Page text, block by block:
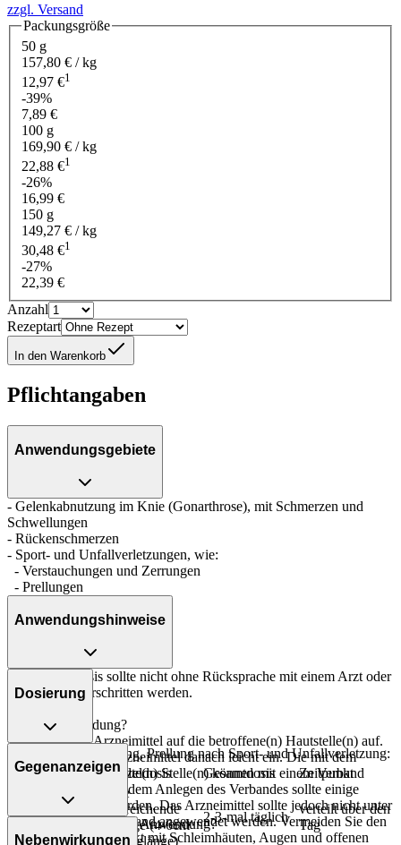
zzgl. Versand
Packungsgröße
50 g
157,80 € / kg
12,97 €1
-39%
7,89 €
100 g
169,90 € / kg
22,88 €1
-26%
16,99 €
150 g
149,27 € / kg
30,48 €1
-27%
22,39 €
Anzahl
Rezeptart
In den Warenkorb
Pflichtangaben
Anwendungsgebiete
- Gelenkabnutzung im Knie (Gonarthrose), mit Schmerzen und
Schwellungen
- Rückenschmerzen
- Sport- und Unfallverletzungen, wie:
- Verstauchungen und Zerrungen
- Prellungen
Anwendungshinweise
Die Gesamtdosis sollte nicht ohne Rücksprache mit einem Arzt oder
Apotheker überschritten werden.
Art der Anwendung?
Tragen Sie das Arzneimittel auf die betroffene(n) Hautstelle(n) auf.
Massieren Sie das Arzneimittel danach leicht ein. Die mit dem
Arzneimittel behandelte(n) Stelle(n) können mit einem Verband
bedeckt werden. Vor dem Anlegen des Verbandes sollte einige
Minuten gewartet werden. Das Arzneimittel sollte jedoch nicht unter
einem luftdichten Verband angewendet werden. Vermeiden Sie den
versehentlichen Kontakt mit Schleimhäuten, Augen und offenen
Dosierung
Verstauchung, Zerrung, Prellung nach Sport- und Unfallverletzung:
Personenkreis
Einzeldosis Gesamtdosis Zeitpunkt
Jugendliche ab
eine
ausreichende
Menge (4-6cm
Stranglänge)
2-3-mal täglich
verteilt über den
Tag
Gegenanzeigen
Was spricht gegen eine Anwendung?
Nebenwirkungen